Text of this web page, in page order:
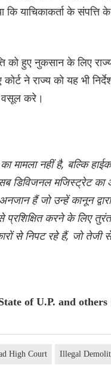
कि याचिकाकर्ता के
को हुए नुकसान के लिए
कोर्ट ने राज्य को यह भी
वसूल करे।
नहीं है, बल्कि
डिविजनल मजिस्ट्रेट का
हैं जो उन्हें कानून
प्रशिक्षित करने के लिए
से निपट रहे हैं, जो
of U.P. and
High Court Illegal